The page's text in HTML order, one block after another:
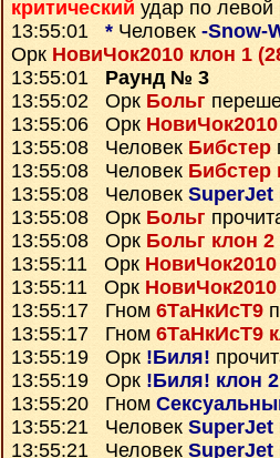
критический удар по левой
13:55:01 * Человек -Snow-
Орк НовиЧок2010 клон 1
13:55:01 Раунд № 3
13:55:02 Орк Больг
13:55:06 Орк НовиЧок2010
13:55:08 Человек Бибстер
13:55:08 Человек Бибстер
13:55:08 Человек SuperJet
13:55:08 Орк Больг
13:55:08 Орк Больг клон 2
13:55:11 Орк НовиЧок2010
13:55:11 Орк
13:55:17 Гном 6ТаНкИсТ9
13:55:17 Гном 6ТаНкИсТ9
13:55:19 Орк !Биля!
13:55:19 Орк !Биля! клон 2
13:55:20 Гном
13:55:21 Человек SuperJet
13:55:21 Человек SuperJet